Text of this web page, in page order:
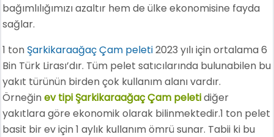
bağımlılığımızı azaltır hem de ülke ekonomisine fayda
sağlar.
1 ton Şarkikaraağaç Çam peleti2023 yılı için ortalama 6
Bin Türk Lirası’dır. Tüm pelet satıcılarında bulunabilen bu
yakıt türünün birden çok kullanım alanı vardır.
Örneğinev tipi Şarkikaraağaç Çam peletidiğer
yakıtlara göre ekonomik olarak bilinmektedir.1 ton pelet
basit bir ev için 1 aylık kullanım ömrü sunar. Tabii ki bu